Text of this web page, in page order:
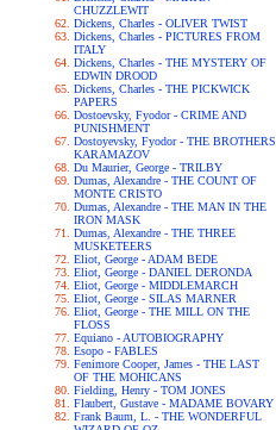
CHUZZLEWIT
Dickens, Charles - OLIVER TWIST
Dickens, Charles - PICTURES FROM
ITALY
Dickens, Charles - THE MYSTERY OF
EDWIN DROOD
Dickens, Charles - THE PICKWICK
PAPERS
Dostoevsky, Fyodor - CRIME AND
PUNISHMENT
Dostoyevsky, Fyodor - THE BROTHERS
KARAMAZOV
Du Maurier, George - TRILBY
Dumas, Alexandre - THE COUNT OF
MONTE CRISTO
Dumas, Alexandre - THE MAN IN THE
IRON MASK
Dumas, Alexandre - THE THREE
MUSKETEERS
Eliot, George - ADAM BEDE
Eliot, George - DANIEL DERONDA
Eliot, George - MIDDLEMARCH
Eliot, George - SILAS MARNER
Eliot, George - THE MILL ON THE
FLOSS
Equiano - AUTOBIOGRAPHY
Esopo - FABLES
Fenimore Cooper, James - THE LAST
OF THE MOHICANS
Fielding, Henry - TOM JONES
Flaubert, Gustave - MADAME BOVARY
Frank Baum, L. - THE WONDERFUL